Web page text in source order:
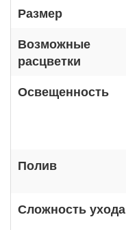
Размер
Возможные
расцветки
Освещенность
Полив
Сложность ухода